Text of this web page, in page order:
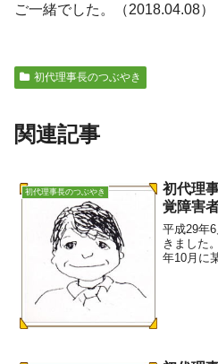
ご一緒でした。（2018.04.08）
初代理事長のつぶやき
関連記事
初代理事長のつぶやき
初代理
覚障害
平成29年
きました
年10月に